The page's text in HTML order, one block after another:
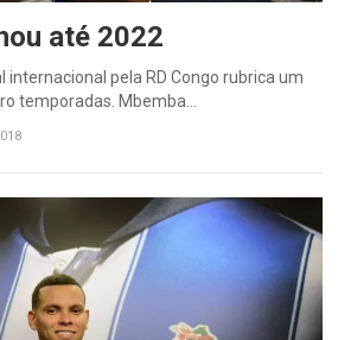
até 2022
internacional pela RD Congo rubrica um
temporadas. Mbemba…